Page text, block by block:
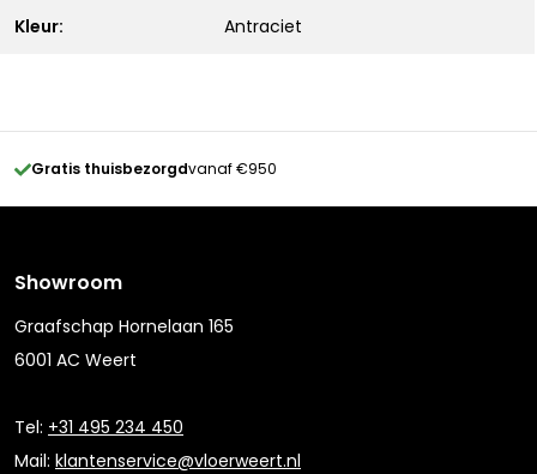
Kleur: Antraciet
Gratis thuisbezorgdvanaf €950
Showroom
Graafschap Hornelaan 165
6001 AC Weert
Tel: +31 495 234 450
Mail: klantenservice@vloerweert.nl